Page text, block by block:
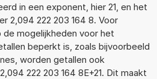
in een exponent, hier 21, en het
2,094 222 203 164 8. Voor
de mogelijkheden voor het
beperkt is, zoals bijvoorbeeld
worden getallen ook
222 203 164 8E+21. Dit maakt